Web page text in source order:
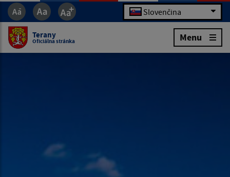
Slovenčina
Terany
Oficiálna stránka Menu